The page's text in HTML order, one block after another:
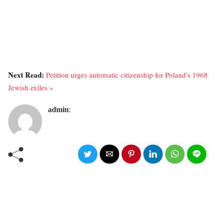
Next Read: Petition urges automatic citizenship for Poland's 1968
Jewish exiles »
admin: